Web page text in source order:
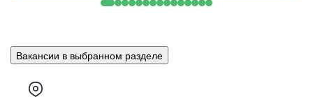
Вакансии в выбранном разделе